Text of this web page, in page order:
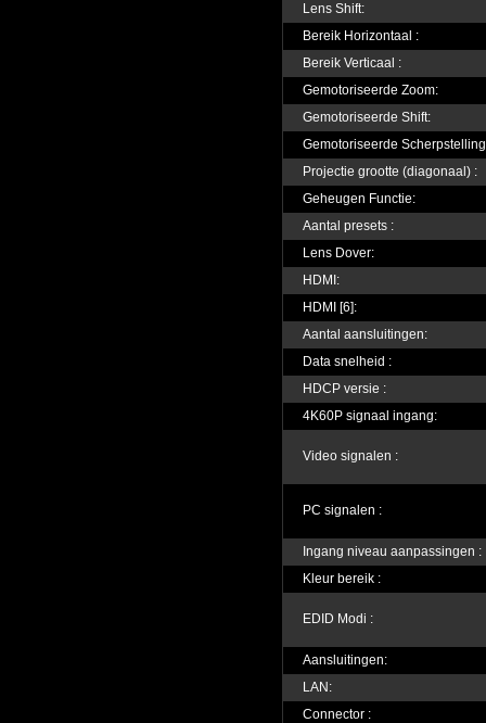
Lens Shift:
Bereik Horizontaal :
Bereik Verticaal :
Gemotoriseerde Zoom:
Gemotoriseerde Shift:
Gemotoriseerde
Projectie grootte (diagonaal) :
Geheugen Functie:
Aantal presets :
Lens Dover:
HDMI:
HDMI [6]:
Aantal aansluitingen:
Data snelheid :
HDCP versie :
4K60P signaal ingang:
Video signalen :
PC signalen :
Ingang niveau aanpassingen :
Kleur bereik :
EDID Modi :
Aansluitingen:
LAN:
Connector :